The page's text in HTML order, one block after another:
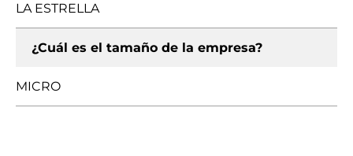
LA ESTRELLA
¿Cuál es el tamaño de la empresa?
MICRO